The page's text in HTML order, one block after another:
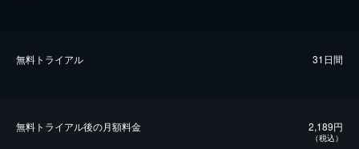
無料トライアル 31日間
無料トライアル後の⽉額料金 2,189円
（税込）